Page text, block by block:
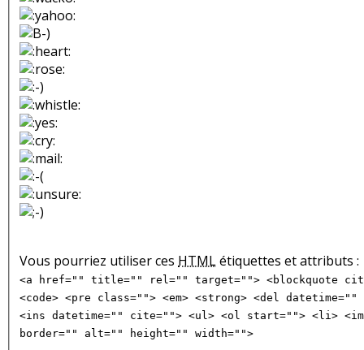
Vous pourriez utiliser ces HTMLétiquettes et attributs :
<a href="" title="" rel="" target=""> <blockquote
<code> <pre class=""> <em> <strong> <del
<ins datetime="" cite=""> <ul> <ol start=""> <li>
border="" alt="" height="" width="">